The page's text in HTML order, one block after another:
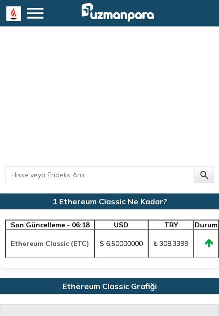
1 Ethereum Classic Ne Kadar?
Son Güncelleme - 06:18 USD TRY Durum
Ethereum Classic (ETC) $ 6,50000000 ₺ 308,3399
Ethereum Classic Grafiği